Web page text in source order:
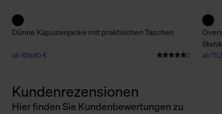
Dünne Kapuzenjacke mit praktischen Taschen
ab 109,80 € 2 ab
Kundenrezensionen
Hier finden Sie Kundenbewertungen zu